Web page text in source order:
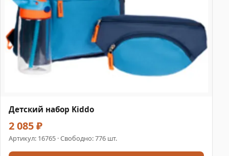
Детский набор Kiddo
2 085 ₽
Артикул: 16765 · Свободно: 776 шт.